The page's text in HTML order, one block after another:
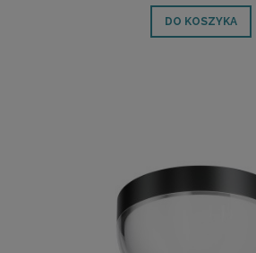
DO KOSZYKA